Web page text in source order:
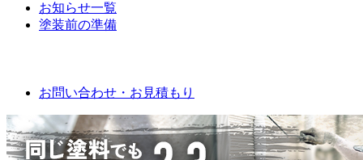
お知らせ一覧
塗装前の準備
お問い合わせ・お見積もり